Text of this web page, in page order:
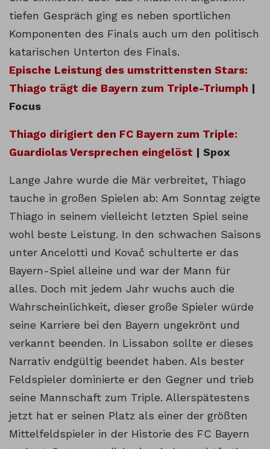
tiefen Gespräch ging es neben sportlichen
Komponenten des Finals auch um den politisch
katarischen Unterton des Finals.
Epische Leistung des umstrittensten Stars:
Thiago trägt die Bayern zum Triple-Triumph |
Focus
Thiago dirigiert den FC Bayern zum Triple:
Guardiolas Versprechen eingelöst | Spox
Lange Jahre wurde die Mär verbreitet, Thiago
tauche in großen Spielen ab: Am Sonntag zeigte
Thiago in seinem vielleicht letzten Spiel seine
wohl beste Leistung. In den schwachen Saisons
unter Ancelotti und Kovač schulterte er das
Bayern-Spiel alleine und war der Mann für
alles. Doch mit jedem Jahr wuchs auch die
Wahrscheinlichkeit, dieser große Spieler würde
seine Karriere bei den Bayern ungekrönt und
verkannt beenden. In Lissabon sollte er dieses
Narrativ endgültig beendet haben. Als bester
Feldspieler dominierte er den Gegner und trieb
seine Mannschaft zum Triple. Allerspätestens
jetzt hat er seinen Platz als einer der größten
Mittelfeldspieler in der Historie des FC Bayern